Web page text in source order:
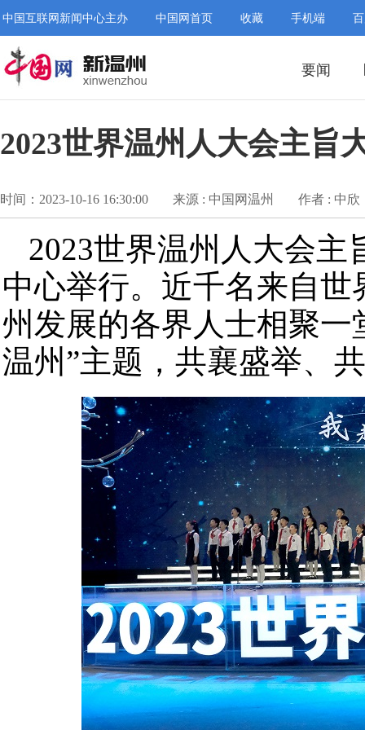
中国互联网新闻中心主办 中国网首页 收藏 手机端
要闻
2023世界温州人大会主旨
时间：2023-10-16 16:30:00 来源 : 中国网温州 作者 : 中欣
2023世界温州人大会主
中心举行。近千名来自
州发展的各界人士相聚
温州”主题，共襄盛举、